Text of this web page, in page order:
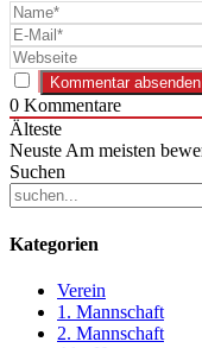
0 Kommentare
Älteste
NeusteAm meisten
Suchen
Kategorien
Verein
1. Mannschaft
2. Mannschaft